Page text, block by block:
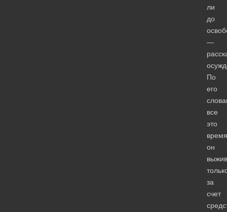
ли
до
—
По
его
все
это
время
он
за
счет